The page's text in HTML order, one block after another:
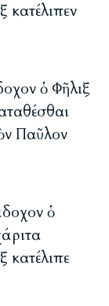
κατέλιπεν
ὁ Φῆλιξ
Παῦλον
ὁ
κατέλιπε